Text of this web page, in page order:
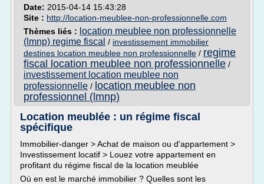
Date: 2015-04-14 15:43:28
Site : http://location-meublee-non-professionnelle.com
Thèmes liés : location meublee non professionnelle
(lmnp) regime fiscal / investissement immobilier
destines location meublee non professionnelle / regime
fiscal location meublee non professionnelle /
investissement location meublee non
professionnelle / location meublee non
professionnel (lmnp)
Location meublée : un régime fiscal
spécifique
Immobilier-danger > Achat de maison ou d'appartement >
Investissement locatif > Louez votre appartement en
profitant du régime fiscal de la location meublée
Où en est le marché immobilier ? Quelles sont les